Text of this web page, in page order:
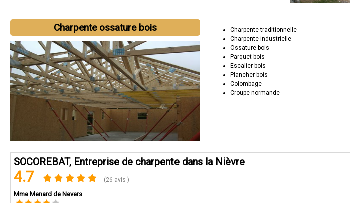
Charpente ossature bois
Charpente traditionnelle
Charpente industrielle
Ossature bois
Parquet bois
Escalier bois
Plancher bois
Colombage
Croupe normande
SOCOREBAT, Entreprise de charpente dans la Nièvre
4.7 (26 avis )
Mme Menard de Nevers